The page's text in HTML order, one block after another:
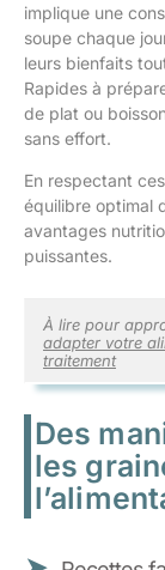
implique une
soupe chaque
leurs bienfaits
Rapides à
de plat ou
sans effort.
En respectant
équilibre optimal
avantages
puissantes.
À lire pour
adapter votre
traitement
Des
les